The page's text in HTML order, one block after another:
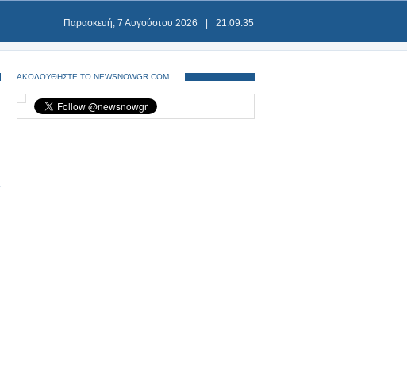
Παρασκευή, 7 Αυγούστου 2026 21:09:36
ΑΚΟΛΟΥΘΗΣΤΕ ΤΟ NEWSNOWGR.COM